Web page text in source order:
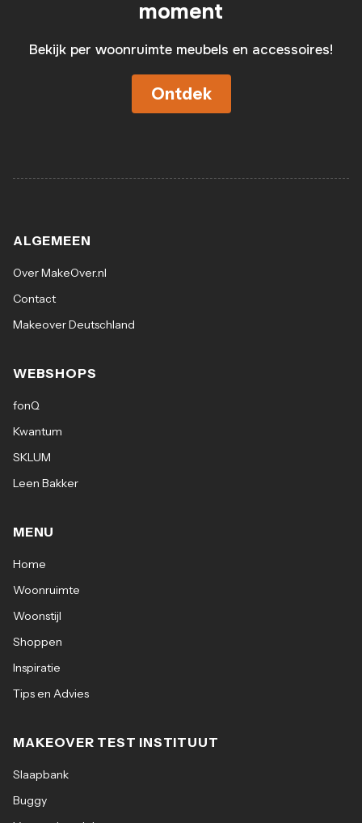
moment
Bekijk per woonruimte meubels en accessoires!
Ontdek
ALGEMEEN
Over MakeOver.nl
Contact
Makeover Deutschland
WEBSHOPS
fonQ
Kwantum
SKLUM
Leen Bakker
MENU
Home
Woonruimte
Woonstijl
Shoppen
Inspiratie
Tips en Advies
MAKEOVER TEST INSTITUUT
Slaapbank
Buggy